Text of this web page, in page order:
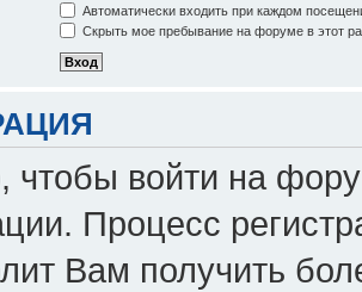
Автоматически входить при каждом
Скрыть мое пребывание на форуме в этот
чтобы войти на
Процесс
Вам получить